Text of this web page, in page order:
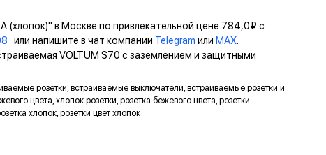
(хлопок)" в Москве по привлекательной цене 784,0₽ с
или напишите в чат компании Telegram или MAX.
VOLTUM S70 с заземлением и защитными
розетки, встраиваемые выключатели, встраиваемые розетки и
цвета, хлопок розетки, розетка бежевого цвета, розетки
хлопок, розетки цвет хлопок